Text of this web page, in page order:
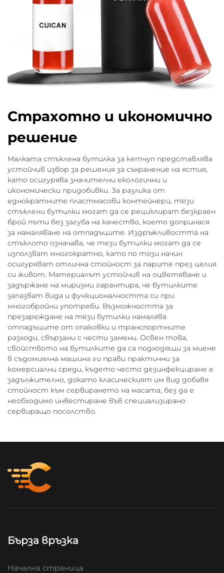
Страхотно и икономично
решение
Малката стъклена бутилка за кетчуп представлява
устойчив избор за решения за съхранение на ястия,
като осигурява значителни екологични и
икономически придобивки. За разлика от
еднократните пластмасови контейнери, тези
стъклени бутилки могат да се рециклират безкраен
брой пъти без загуба на качество, което допринася
за намаляване на отпадъците. Издръжливостта на
стъклото означава, че тези бутилки могат да се
използват многократно, като по този начин
осигуряват отлична стойност за парите през целия
си живот. Материалът устойчив на оцветяване и
задържане на миризми гарантира, че бутилките
запазват вида и функционалността си при
многобройни употреби. Възможността за
презареждане на тези бутилки намалява
отпадъците от опаковки и транспортните
разходи, свързани с чести замени. Освен това,
свойството на бутилките да са подходящи за миене
в съдомиялна машина ги прави практични за
комерсиални среди, където често дезинфекциране е
задължително, докато класическият им вид добавя
стойност към сервирането на масата, без да е
необходимо инвестиране във специализирано
сервиращо посолство.
Бърза връзка
Начална страница